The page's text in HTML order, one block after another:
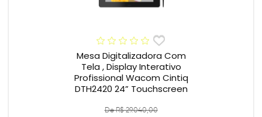
Mesa Digitalizadora Com
Tela , Display Interativo
Profissional Wacom Cintiq
DTH2420 24” Touchscreen
De R$ 29.040,00